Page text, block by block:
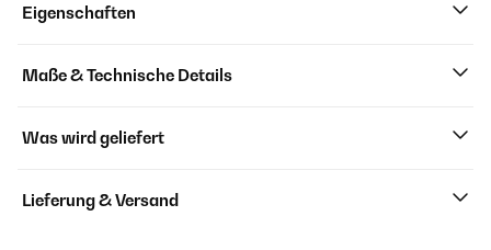
Eigenschaften
Maße & Technische Details
Was wird geliefert
Lieferung & Versand